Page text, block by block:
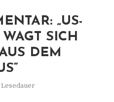
„US-
SICH
DEM